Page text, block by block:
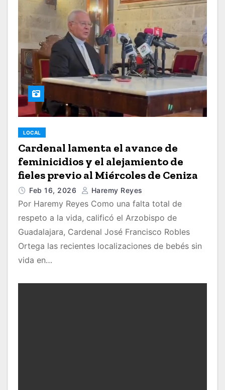
LOCAL
Cardenal lamenta el avance de
feminicidios y el alejamiento de
fieles previo al Miércoles de Ceniza
Feb 16, 2026 Haremy Reyes
Por Haremy Reyes Como una falta total de
respeto a la vida, calificó el Arzobispo de
Guadalajara, Cardenal José Francisco Robles
Ortega las recientes localizaciones de bebés sin
vida en…